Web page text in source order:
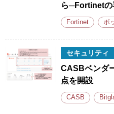
ら─Fortinetの
Fortinet ボ
セキュリティ
CASBベンダ
点を開設
CASB